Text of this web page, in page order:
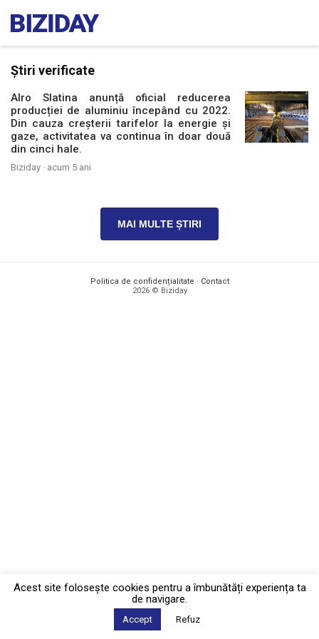
Știri verificate
Alro Slatina anunță oficial reducerea
producției de aluminiu începând cu 2022.
Din cauza creșterii tarifelor la energie și
gaze, activitatea va continua în doar două
din cinci hale.
Biziday · acum 5 ani
MAI MULTE ȘTIRI
Politica de confidențialitate · Contact
2026 © Biziday
Acest site foloseşte cookies pentru a îmbunătăți experiența ta
de navigare.
Accept Refuz